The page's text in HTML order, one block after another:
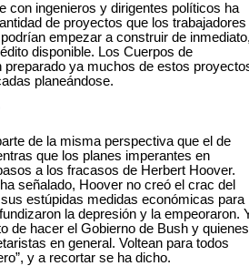
con ingenieros y dirigentes políticos ha
de proyectos que los trabajadores
empezar a construir de inmediato,
disponible. Los Cuerpos de
preparado ya muchos de estos
planeándose.
de la misma perspectiva que el de
que los planes imperantes en
a los fracasos de Herbert Hoover.
señalado, Hoover no creó el crac del
estúpidas medidas económicas para
la depresión y la empeoraron.
de hacer el Gobierno de Bush y quienes
en general. Voltean para todos
y a recortar se ha dicho.